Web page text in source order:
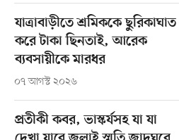
যাত্রাবাড়ীতে শ্রমিককে ছুরিকাঘাত
করে টাকা ছিনতাই, আরেক
ব্যবসায়ীকে মারধর
০৭ আগস্ট ২০২৬
প্রতীকী কবর, ভাস্কর্যসহ যা যা